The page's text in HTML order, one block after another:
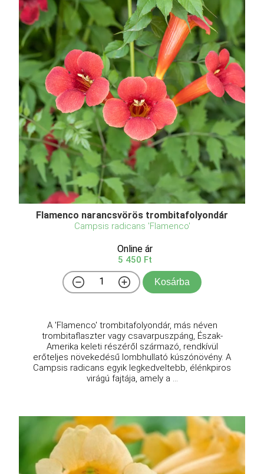
Flamenco narancsvörös trombitafolyondár
Campsis radicans 'Flamenco'
Online ár
5 450 Ft
Kosárba
A 'Flamenco' trombitafolyondár, más néven
trombitaflaszter vagy csavarpuszpáng, Észak-
Amerika keleti részéről származó, rendkívül
erőteljes növekedésű lombhullató kúszónövény. A
Campsis radicans egyik legkedveltebb, élénkpiros
virágú fajtája, amely a ...